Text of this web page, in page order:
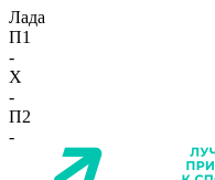
Лада
П1
-
X
-
П2
-